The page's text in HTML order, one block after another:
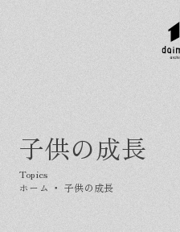
子供の成長
ホーム ・ 子供の成長
Greeting
はじめましての方へ
Made in DAIMASA